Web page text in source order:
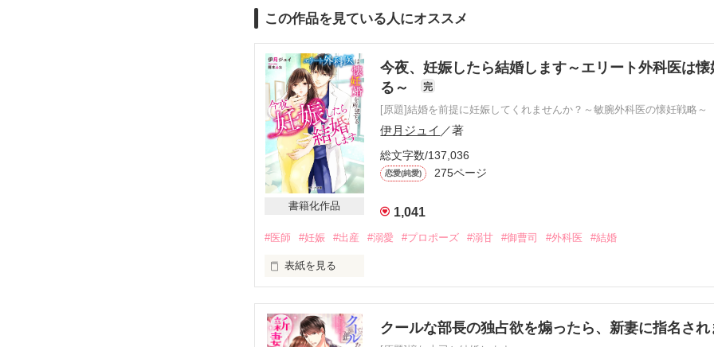
この作品を見ている人にオススメ
書籍化作品
今夜、妊娠したら結婚します～エリート外科医は
る～
完
[原題]結婚を前提に妊娠してくれませんか？～敏腕外科医の懐妊戦略～
伊月ジュイ ／著
総文字数/137,036
恋愛(純愛) 275ページ
1,041
#医師 #妊娠 #出産 #溺愛 #プロポーズ #溺甘 #御曹司 #外科医 #結婚
表紙を見る
そんな賭けにのせられて
迂闊にも体を重ねてしまった私は
クールな部長の独占欲を煽ったら、新妻に指名さ